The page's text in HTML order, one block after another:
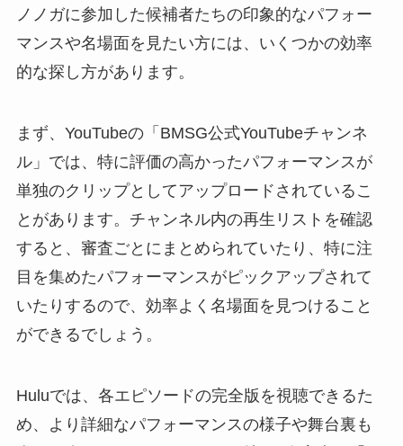
ノノガに参加した候補者たちの印象的なパフォー
マンスや名場面を見たい方には、いくつかの効率
的な探し方があります。
まず、YouTubeの「BMSG公式YouTubeチャンネ
ル」では、特に評価の高かったパフォーマンスが
単独のクリップとしてアップロードされているこ
とがあります。チャンネル内の再生リストを確認
すると、審査ごとにまとめられていたり、特に注
目を集めたパフォーマンスがピックアップされて
いたりするので、効率よく名場面を見つけること
ができるでしょう。
Huluでは、各エピソードの完全版を視聴できるた
め、より詳細なパフォーマンスの様子や舞台裏も